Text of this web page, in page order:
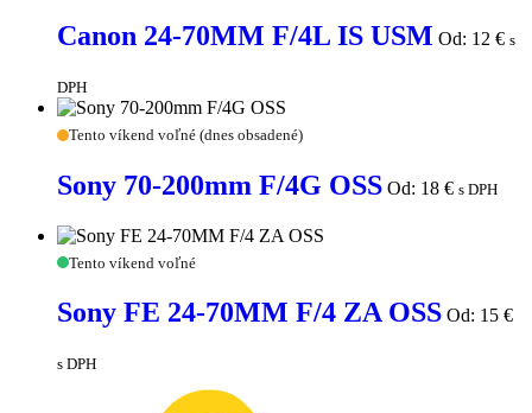
70MM
F/4L
USM
Canon 24-70MM F/4L IS USM Od: 12 € s
DPH
Sony
F/4G
Tento víkend voľné (dnes obsadené)
Sony 70-200mm F/4G OSS Od: 18 € s DPH
Sony
24-
70MM
ZA
Tento víkend voľné
Sony FE 24-70MM F/4 ZA OSS Od: 15 €
s DPH